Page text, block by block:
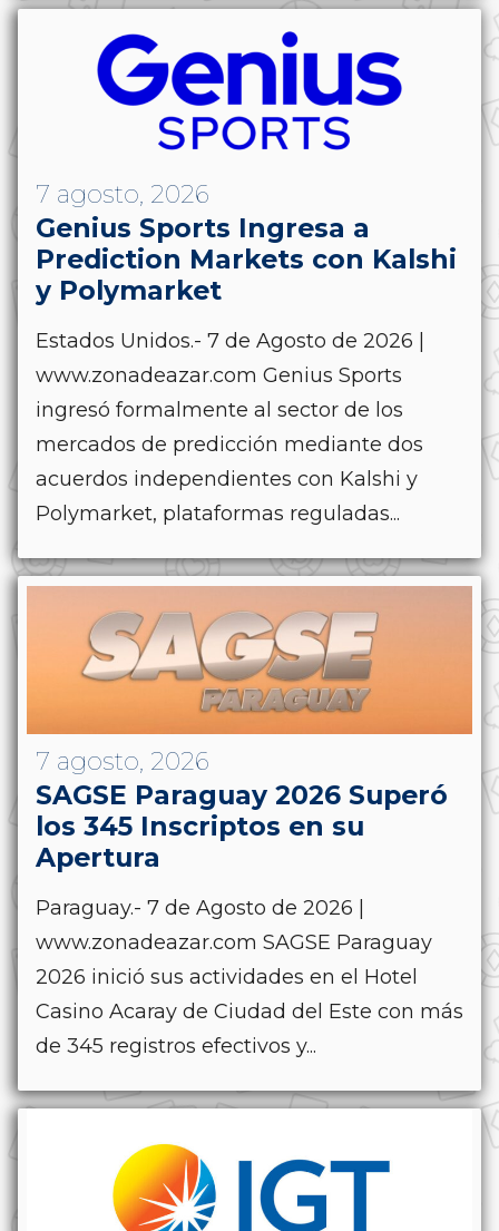
7 agosto, 2026
Genius Sports Ingresa a
Prediction Markets con Kalshi
y Polymarket
Estados Unidos.- 7 de Agosto de 2026 |
www.zonadeazar.com Genius Sports
ingresó formalmente al sector de los
mercados de predicción mediante dos
acuerdos independientes con Kalshi y
Polymarket, plataformas reguladas...
7 agosto, 2026
SAGSE Paraguay 2026 Superó
los 345 Inscriptos en su
Apertura
Paraguay.- 7 de Agosto de 2026 |
www.zonadeazar.com SAGSE Paraguay
2026 inició sus actividades en el Hotel
Casino Acaray de Ciudad del Este con más
de 345 registros efectivos y...